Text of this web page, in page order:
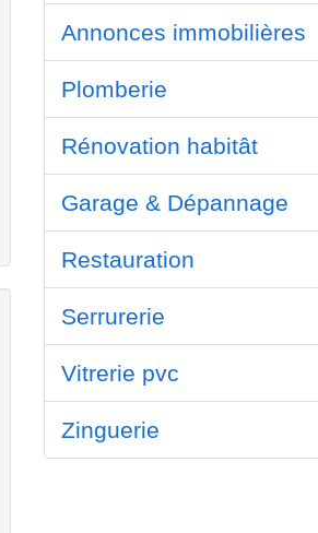
Annonces immobilières
Plomberie
Rénovation habitât
Garage & Dépannage
Restauration
Serrurerie
Vitrerie pvc
Zinguerie